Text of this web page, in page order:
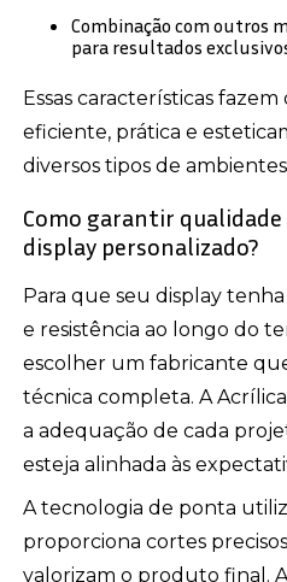
Combinação com outros materiais, como MDF e aço,
para resultados
Essas características
eficiente, prática e
diversos tipos de
Como garantir
display personalizado?
Para que seu display
e resistência ao longo do
escolher um fabricante
técnica completa. A
a adequação de cada
esteja alinhada às
A tecnologia de ponta
proporciona cortes
valorizam o produto final.